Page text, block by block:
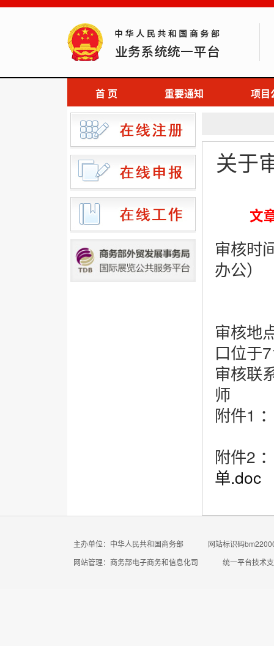
首 页 重要通知 项目
关于
文
审核时
办公）
审核地
口位于
审核联
师
附件1
附件2
单.doc
主办单位：中华人民共和国商务部
网站标识码
网站管理：商务部电子商务和信息化司
统一平台技术